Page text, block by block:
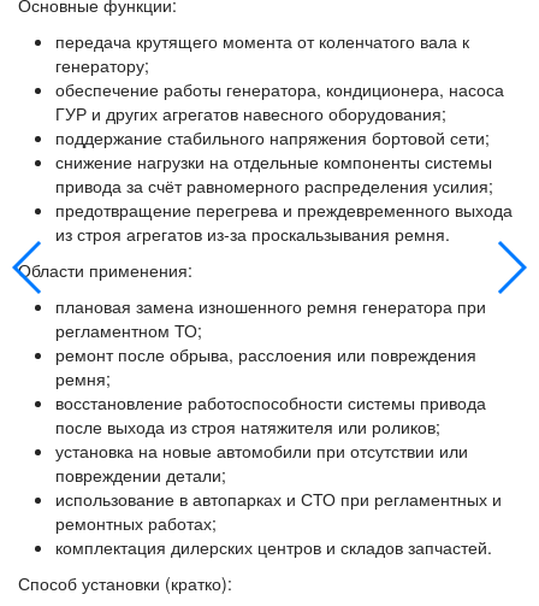
Основные функции:
передача крутящего момента от коленчатого вала к
генератору;
обеспечение работы генератора, кондиционера, насоса
ГУР и других агрегатов навесного оборудования;
поддержание стабильного напряжения бортовой сети;
снижение нагрузки на отдельные компоненты системы
привода за счёт равномерного распределения усилия;
предотвращение перегрева и преждевременного выхода
из строя агрегатов из‑за проскальзывания ремня.
Области применения:
плановая замена изношенного ремня генератора при
регламентном ТО;
ремонт после обрыва, расслоения или повреждения
ремня;
восстановление работоспособности системы привода
после выхода из строя натяжителя или роликов;
установка на новые автомобили при отсутствии или
повреждении детали;
использование в автопарках и СТО при регламентных и
ремонтных работах;
комплектация дилерских центров и складов запчастей.
Способ установки (кратко):